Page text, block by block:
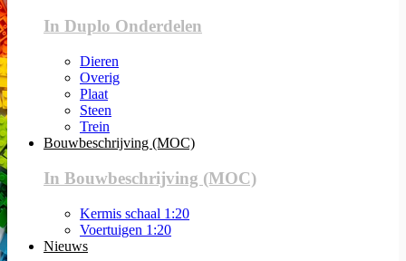
In Duplo Onderdelen
Dieren
Overig
Plaat
Steen
Trein
Bouwbeschrijving (MOC)
In Bouwbeschrijving (MOC)
Kermis schaal 1:20
Voertuigen 1:20
Nieuws